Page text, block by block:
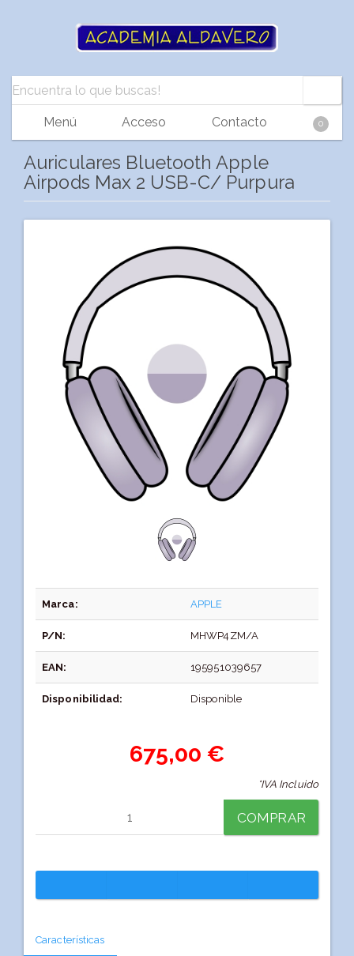
Menú Acceso Contacto 0
Auriculares Bluetooth Apple
Airpods Max 2 USB-C/ Purpura
Marca: APPLE
P/N: MHWP4ZM/A
EAN: 195951039657
Disponibilidad: Disponible
675,00 €
*IVA Incluido
COMPRAR
Características